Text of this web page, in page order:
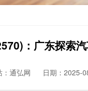
：广东探索
：通弘网 日期：2025-